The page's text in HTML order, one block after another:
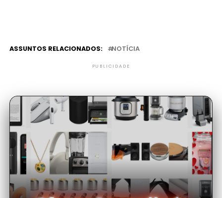
ASSUNTOS RELACIONADOS: NOTÍCIA
PUBLICIDADE